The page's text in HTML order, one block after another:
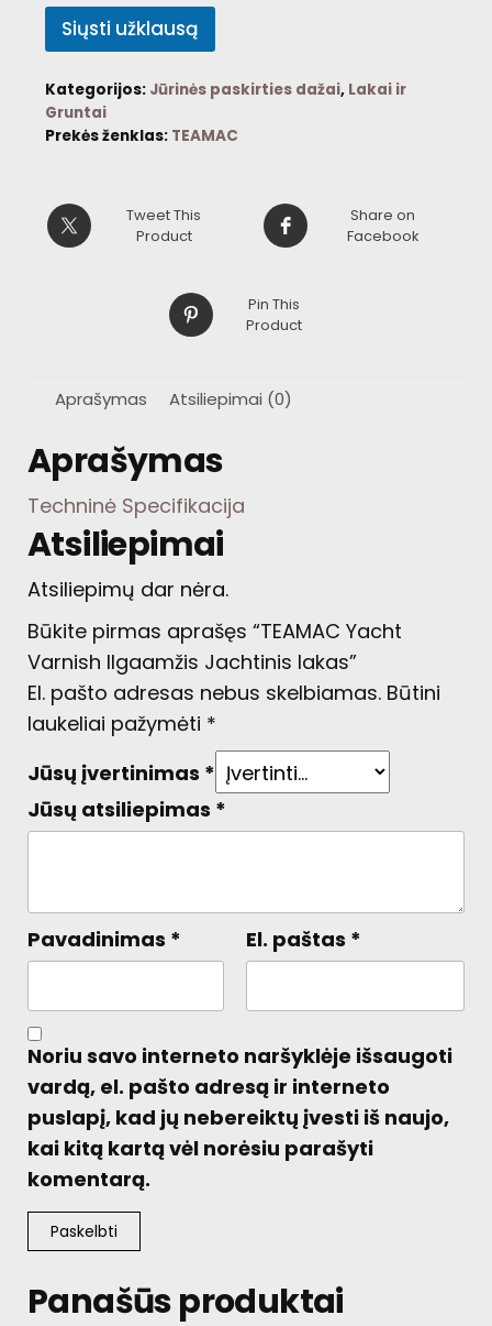
Siųsti užklausą
Kategorijos: Jūrinės paskirties dažai, Lakai ir
Gruntai
Prekės ženklas: TEAMAC
Tweet This
Product
Share on
Facebook
Pin This
Product
Aprašymas Atsiliepimai (0)
Aprašymas
Techninė Specifikacija
Atsiliepimai
Atsiliepimų dar nėra.
Būkite pirmas aprašęs “TEAMAC Yacht
Varnish Ilgaamžis Jachtinis lakas”
El. pašto adresas nebus skelbiamas. Būtini
laukeliai pažymėti *
Jūsų įvertinimas *
Jūsų atsiliepimas *
Pavadinimas * El. paštas *
Noriu savo interneto naršyklėje išsaugoti
vardą, el. pašto adresą ir interneto
puslapį, kad jų nebereiktų įvesti iš naujo,
kai kitą kartą vėl norėsiu parašyti
komentarą.
Panašūs produktai